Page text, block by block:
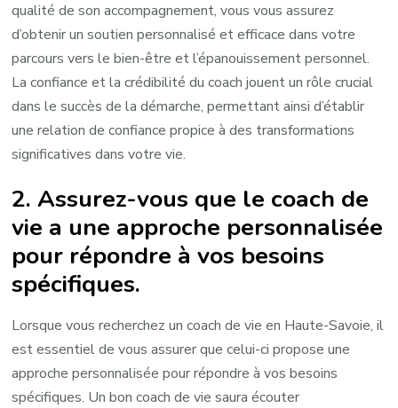
qualité de son accompagnement, vous vous assurez
d’obtenir un soutien personnalisé et efficace dans votre
parcours vers le bien-être et l’épanouissement personnel.
La confiance et la crédibilité du coach jouent un rôle crucial
dans le succès de la démarche, permettant ainsi d’établir
une relation de confiance propice à des transformations
significatives dans votre vie.
2. Assurez-vous que le coach de
vie a une approche personnalisée
pour répondre à vos besoins
spécifiques.
Lorsque vous recherchez un coach de vie en Haute-Savoie, il
est essentiel de vous assurer que celui-ci propose une
approche personnalisée pour répondre à vos besoins
spécifiques. Un bon coach de vie saura écouter